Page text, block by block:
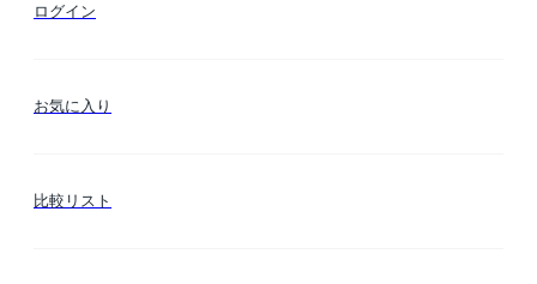
ログイン
お気に入り
比較リスト